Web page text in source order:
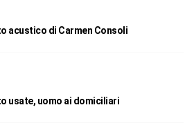
acustico di Carmen Consoli
usate, uomo ai domiciliari